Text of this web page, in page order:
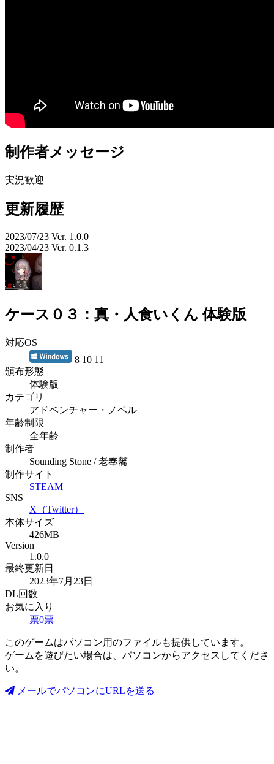
制作者メッセージ
実況歓迎
更新履歴
2023/07/23 Ver. 1.0.0
2023/04/23 Ver. 0.1.3
ケース０３：真・人食いくん 体験版
対応OS
8 10 11
頒布形態
体験版
カテゴリ
アドベンチャー・ノベル
年齢制限
全年齢
制作者
Sounding Stone / 老奉毊
制作サイト
STEAM
SNS
X（Twitter）
本体サイズ
426MB
Version
1.0.0
最終更新日
2023年7月23日
DL回数
お気に入り
票0票
このゲームはパソコン用のファイルも提供しています。
ゲームを遊びたい場合は、パソコンからアクセスしてくださ
い。
メールでパソコンにURLを送る